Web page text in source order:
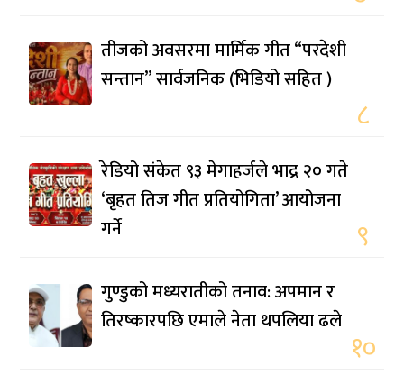
तीजको अवसरमा मार्मिक गीत “परदेशी
सन्तान” सार्वजनिक (भिडियो सहित )
८
रेडियो संकेत ९३ मेगाहर्जले भाद्र २० गते
‘बृहत तिज गीत प्रतियोगिता’ आयोजना
गर्ने
९
गुण्डुको मध्यरातीको तनाव: अपमान र
तिरष्कारपछि एमाले नेता थपलिया ढले
१०